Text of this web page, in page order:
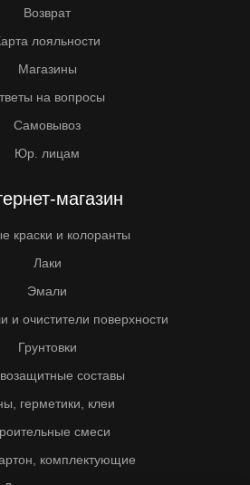
Возврат
лояльности
Магазины
на вопросы
Самовывоз
Юр. лицам
магазин
краски и колоранты
Лаки
Эмали
и очистители поверхности
Грунтовки
составы
герметики, клеи
смеси
комплектующие